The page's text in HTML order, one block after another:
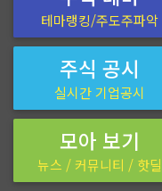
테마랭킹/주도주파악
주식 공시
실시간 기업공시
모아 보기
뉴스 / 커뮤니티 / 핫딜